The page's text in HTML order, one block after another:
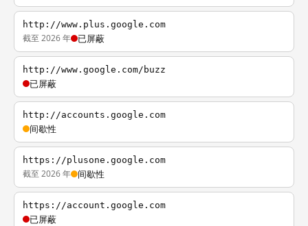
http://www.plus.google.com
截至 2026 年 已屏蔽
http://www.google.com/buzz
已屏蔽
http://accounts.google.com
间歇性
https://plusone.google.com
截至 2026 年 间歇性
https://account.google.com
已屏蔽